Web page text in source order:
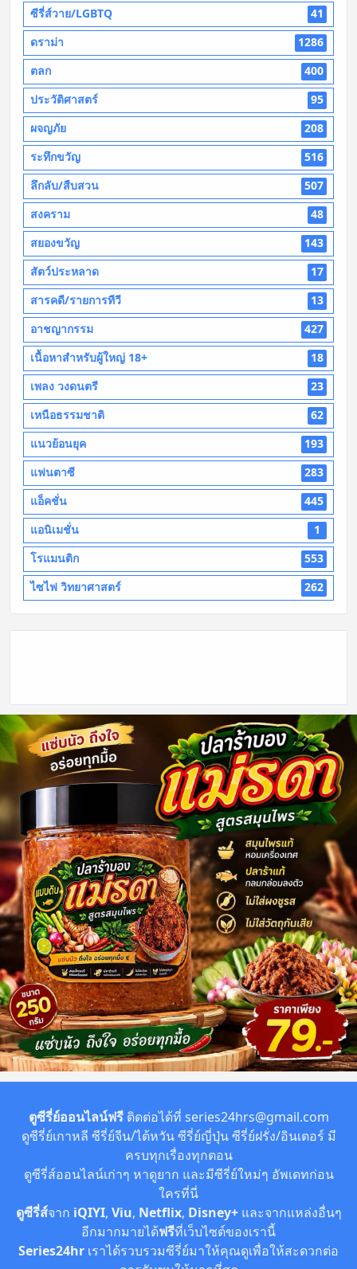
ซีรี่ส์วาย/LGBTQ
41
ดราม่า
1286
ตลก
400
ประวัติศาสตร์
95
ผจญภัย
208
ระทึกขวัญ
516
ลึกลับ/สืบสวน
507
สงคราม
48
สยองขวัญ
143
สัตว์ประหลาด
17
สารคดี/รายการทีวี
13
อาชญากรรม
427
เนื้อหาสำหรับผู้ใหญ่ 18+
18
เพลง วงดนตรี
23
เหนือธรรมชาติ
62
แนวย้อนยุค
193
แฟนตาซี
283
แอ็คชั่น
445
แอนิเมชั่น
1
โรแมนติก
553
ไซไฟ วิทยาศาสตร์
262
ตูซีรี่ย์ออนไลน์ฟรีติดต่อได้ที่ series24hrs@gmail.com
ดูซีรี่ย์เกาหลี ซีรี่ย์จีน/ไต้หวัน ซีรี่ย์ญี่ปุ่น ซีรี่ย์ฝรั่ง/อินเตอร์ มี
ครบทุกเรื่องทุกตอน
ดูซีรี่ส์ออนไลน์เก่าๆ หาดูยาก และมีซีรี่ย์ใหม่ๆ อัพเดทก่อน
ใครที่นี่
ดูซีรี่ส์จาก iQIYI, Viu, Netflix, Disney+ และจากแหล่งอื่นๆ
อีกมากมายได้ฟรีที่เว็บไซต์ของเรานี้
Series24hr เราได้รวบรวมซีรี่ย์มาให้คุณดูเพื่อให้สะดวกต่อ